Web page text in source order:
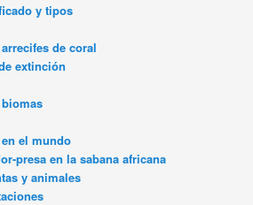
y tipos
de coral
extinción
el mundo
presa en la sabana africana
y animales